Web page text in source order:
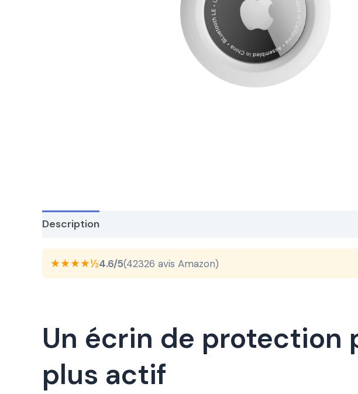
Description
★★★★½4.6/5(42326 avis Amazon)
Un écrin de protection
plus actif